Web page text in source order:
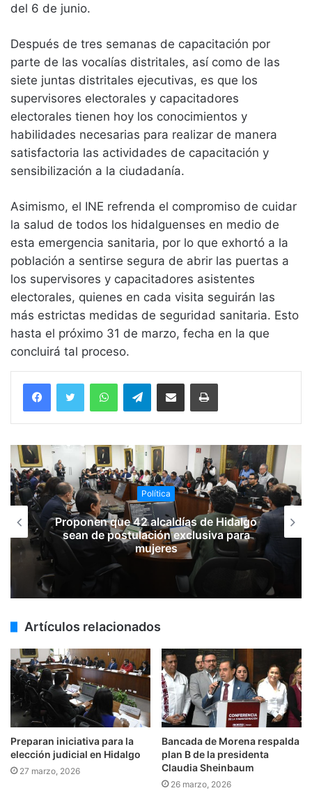
del 6 de junio.
Después de tres semanas de capacitación por
parte de las vocalías distritales, así como de las
siete juntas distritales ejecutivas, es que los
supervisores electorales y capacitadores
electorales tienen hoy los conocimientos y
habilidades necesarias para realizar de manera
satisfactoria las actividades de capacitación y
sensibilización a la ciudadanía.
Asimismo, el INE refrenda el compromiso de cuidar
la salud de todos los hidalguenses en medio de
esta emergencia sanitaria, por lo que exhortó a la
población a sentirse segura de abrir las puertas a
los supervisores y capacitadores asistentes
electorales, quienes en cada visita seguirán las
más estrictas medidas de seguridad sanitaria. Esto
hasta el próximo 31 de marzo, fecha en la que
concluirá tal proceso.
WhatsAppTelegramCompartir vía email Imprimir
Política
Proponen que 42 alcaldías de Hidalgo
sean de postulación exclusiva para
mujeres
Artículos relacionados
Preparan iniciativa para la
elección judicial en Hidalgo
27 marzo, 2026
Bancada de Morena respalda
plan B de la presidenta
Claudia Sheinbaum
26 marzo, 2026